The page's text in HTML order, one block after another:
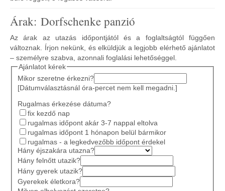
Árak: Dorfschenke panzió
Az árak az utazás időpontjától és a foglaltságtól függően
változnak. Írjon nekünk, és elküldjük a legjobb elérhető ajánlatot
– személyre szabva, azonnali foglalási lehetőséggel.
Ajánlatot kérek
Mikor szeretne érkezni?
[Dátumválasztásnál óra-percet nem kell megadni.]
Rugalmas érkezése dátuma?
fix kezdő nap
rugalmas időpont akár 3-7 nappal eltolva
rugalmas időpont 1 hónapon belül bármikor
rugalmas - a legkedvezőbb időpont érdekel
Hány éjszakára utazna?
Hány felnőtt utazik?
Hány gyerek utazik?
Gyerekek életkora?